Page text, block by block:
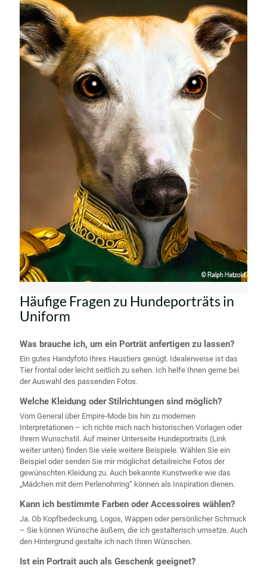
Häufige Fragen zu Hundeporträts in
Uniform
Was brauche ich, um ein Porträt anfertigen zu lassen?
Ein gutes Handyfoto Ihres Haustiers genügt. Idealerweise ist das
Tier frontal oder leicht seitlich zu sehen. Ich helfe Ihnen gerne bei
der Auswahl des passenden Fotos.
Welche Kleidung oder Stilrichtungen sind möglich?
Vom General über Empire-Mode bis hin zu modernen
Interpretationen – ich richte mich nach historischen Vorlagen oder
Ihrem Wunschstil. Auf meiner Unterseite Hundeportraits (Link
weiter unten) finden Sie viele weitere Beispiele. Wählen Sie ein
Beispiel oder senden Sie mir möglichst detailreiche Fotos der
gewünschten Kleidung zu. Auch bekannte Kunstwerke wie das
„Mädchen mit dem Perlenohrring“ können als Inspiration dienen.
Kann ich bestimmte Farben oder Accessoires wählen?
Ja. Ob Kopfbedeckung, Logos, Wappen oder persönlicher Schmuck
– Sie können Wünsche äußern, die ich gestalterisch umsetze. Auch
den Hintergrund gestalte ich nach Ihren Wünschen.
Ist ein Portrait auch als Geschenk geeignet?